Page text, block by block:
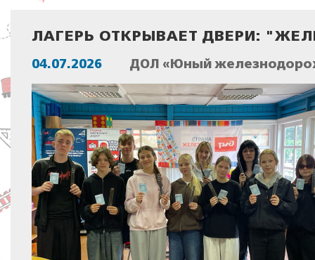
ЛАГЕРЬ ОТКРЫВАЕТ ДВЕРИ:
04.07.2026 ДОЛ «Юный